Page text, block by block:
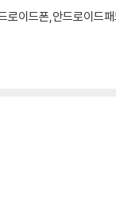
이드폰,안드로이드